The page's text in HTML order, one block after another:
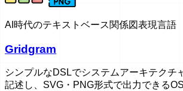
AI時代のテキストベース関係図表現言語
Gridgram
シンプルなDSLでシステムアーキテクチ
記述し、SVG・PNG形式で出力できる